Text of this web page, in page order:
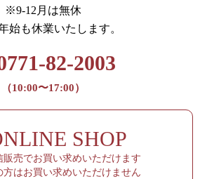
※9-12月は無休
始も休業いたします。
82-2003
（10:00〜17:00）
SHOP
販売でお買い求めいただけます
はお買い求めいただけません